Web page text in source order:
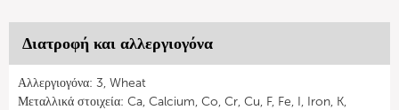
Διατροφή και αλλεργιογόνα
Αλλεργιογόνα: 3, Wheat
Μεταλλικά στοιχεία: Ca, Calcium, Co, Cr, Cu, F, Fe, I, Iron, K,